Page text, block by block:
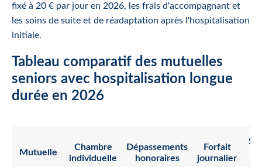
fixé à 20 € par jour en 2026, les frais d'accompagnant et
les soins de suite et de réadaptation après l'hospitalisation
initiale.
Tableau comparatif des mutuelles
seniors avec hospitalisation longue
durée en 2026
Mutuelle
Chambre
individuelle
Dépassements
honoraires
Forfait
journalier